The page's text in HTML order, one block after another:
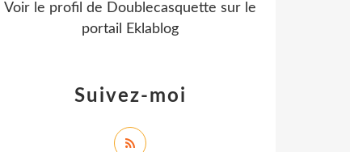
Suivez-moi
Voir le profil de Doublecasquette sur le
portail Eklablog